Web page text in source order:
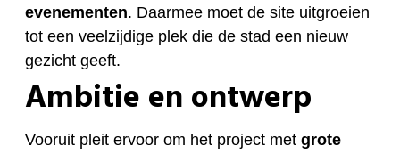
evenementen. Daarmee moet de site uitgroeien
tot een veelzijdige plek die de stad een nieuw
gezicht geeft.
Ambitie en ontwerp
Vooruit pleit ervoor om het project met grote